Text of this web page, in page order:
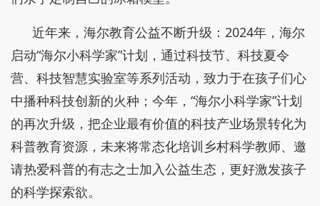
近年来，海尔教育公益不断升级：2024年，海尔
启动“海尔小科学家”计划，通过科技节、科技夏令
营、科技智慧实验室等系列活动，致力于在孩子们心
中播种科技创新的火种；今年，“海尔小科学家”计划
的再次升级，把企业最有价值的科技产业场景转化为
科普教育资源，未来将常态化培训乡村科学教师、邀
请热爱科普的有志之士加入公益生态，更好激发孩子
的科学探索欲。